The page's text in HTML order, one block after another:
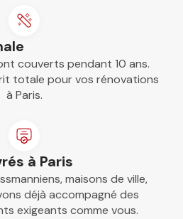
couverts pendant 10 ans.
totale pour vos rénovations
à Paris.
à Paris
maisons de ville,
déjà accompagné des
exigeants comme vous.